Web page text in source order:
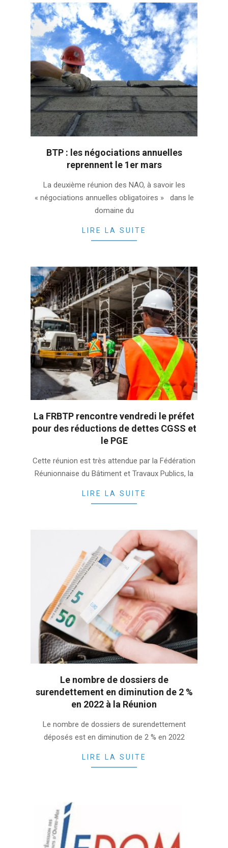
BTP : les négociations annuelles
reprennent le 1er mars
23
La deuxième réunion des NAO, à savoir les
« négociations annuelles obligatoires » dans le
domaine du
LIRE LA SUITE
La FRBTP rencontre vendredi le préfet
pour des réductions de dettes CGSS et
le PGE
02-
23
Cette réunion est très attendue par la Fédération
Réunionnaise du Bâtiment et Travaux Publics, la
LIRE LA SUITE
Le nombre de dossiers de
surendettement en diminution de 2 %
en 2022 à la Réunion
Le nombre de dossiers de surendettement
déposés est en diminution de 2 % en 2022
LIRE LA SUITE